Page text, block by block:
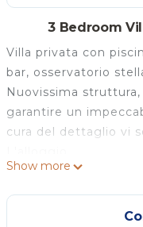
3 Bedroom
Villa privata con
bar, osservatorio
Nuovissima
garantire un
cura del dettaglio vi
Villa privata con idro-
stellare, parcheggio
Nuovissima
Show more